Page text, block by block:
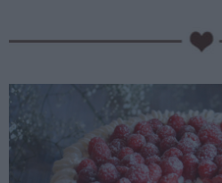
PubGalaxy